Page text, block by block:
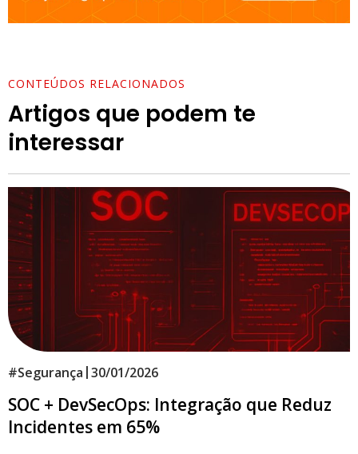
CONTEÚDOS RELACIONADOS
Artigos que podem te
interessar
#Segurança |30/01/2026
SOC + DevSecOps: Integração que Reduz
Incidentes em 65%